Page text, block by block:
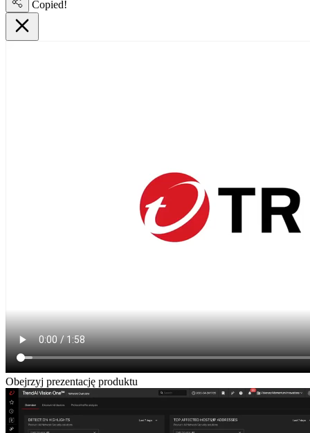
Copied!
Obejrzyj prezentację produktu